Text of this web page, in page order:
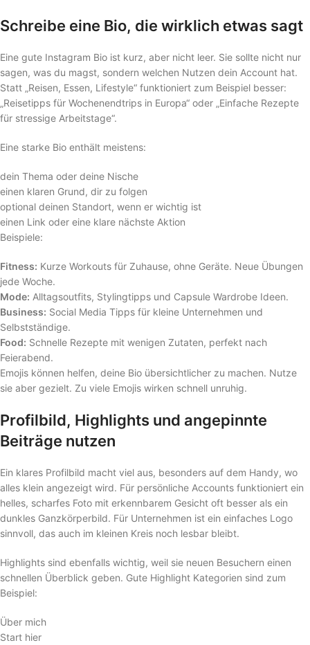
Schreibe eine Bio, die wirklich etwas sagt
Eine gute Instagram Bio ist kurz, aber nicht leer. Sie sollte nicht nur
sagen, was du magst, sondern welchen Nutzen dein Account hat.
Statt „Reisen, Essen, Lifestyle“ funktioniert zum Beispiel besser:
„Reisetipps für Wochenendtrips in Europa“ oder „Einfache Rezepte
für stressige Arbeitstage“.
Eine starke Bio enthält meistens:
dein Thema oder deine Nische
einen klaren Grund, dir zu folgen
optional deinen Standort, wenn er wichtig ist
einen Link oder eine klare nächste Aktion
Beispiele:
Fitness: Kurze Workouts für Zuhause, ohne Geräte. Neue Übungen
jede Woche.
Mode: Alltagsoutfits, Stylingtipps und Capsule Wardrobe Ideen.
Business: Social Media Tipps für kleine Unternehmen und
Selbstständige.
Food: Schnelle Rezepte mit wenigen Zutaten, perfekt nach
Feierabend.
Emojis können helfen, deine Bio übersichtlicher zu machen. Nutze
sie aber gezielt. Zu viele Emojis wirken schnell unruhig.
Profilbild, Highlights und angepinnte
Beiträge nutzen
Ein klares Profilbild macht viel aus, besonders auf dem Handy, wo
alles klein angezeigt wird. Für persönliche Accounts funktioniert ein
helles, scharfes Foto mit erkennbarem Gesicht oft besser als ein
dunkles Ganzkörperbild. Für Unternehmen ist ein einfaches Logo
sinnvoll, das auch im kleinen Kreis noch lesbar bleibt.
Highlights sind ebenfalls wichtig, weil sie neuen Besuchern einen
schnellen Überblick geben. Gute Highlight Kategorien sind zum
Beispiel:
Über mich
Start hier